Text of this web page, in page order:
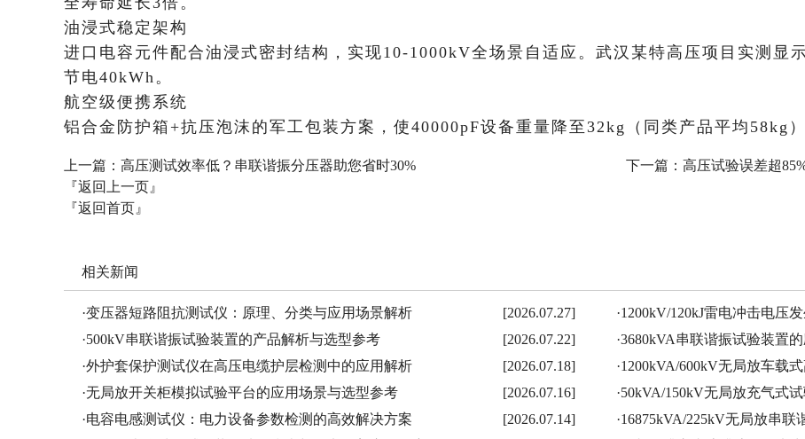
​油浸式稳定架构
进口电容元件配合油浸式密封结构，实现10-1000kV全场景自适应。武汉某特高压项目实测显
节电40kWh。
​航空级便携系统
铝合金防护箱+抗压泡沫的军工包装方案，使40000pF设备重量降至32kg（同类产品平均58kg
上一篇： 高压测试效率低？串联谐振分压器助您省时30% 下一篇： 高压试验误差超
『返回上一页』
『返回首页』
相关新闻
·变压器短路阻抗测试仪：原理、分类与应用场景解析 [2026.07.27] ·1200kV/120kJ雷电冲击电压
·500kV串联谐振试验装置的产品解析与选型参考 [2026.07.22] ·3680kVA串联谐振试验装置
·外护套保护测试仪在高压电缆护层检测中的应用解析 [2026.07.18] ·1200kVA/600kV无局放车载
·无局放开关柜模拟试验平台的应用场景与选型参考 [2026.07.16] ·50kVA/150kV无局放充气式
·电容电感测试仪：电力设备参数检测的高效解决方案 [2026.07.14] ·16875kVA/225kV无局放串联